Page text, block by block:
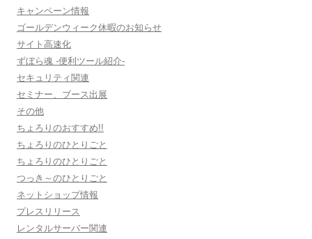
キャンペーン情報
ゴールデンウィーク休暇のお知らせ
サイト高速化
ずぼら魂 -便利ツール紹介-
セキュリティ関連
セミナー、ブース出展
その他
ちょろりのおすすめ!!
ちょろりのひとりごと
ちょろりのひとりごと
つっき～のひとりごと
ネットショップ情報
プレスリリース
レンタルサーバー関連